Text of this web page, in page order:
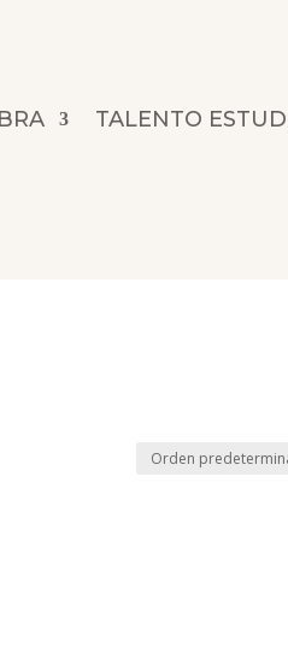
TALENTO